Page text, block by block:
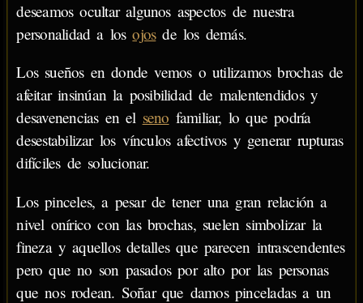
deseamos ocultar algunos aspectos de nuestra
personalidad a losojosde los demás.
Los sueños en donde vemos o utilizamos brochas de
afeitar insinúan la posibilidad de malentendidos y
desavenencias en el seno familiar, lo que podría
desestabilizar los vínculos afectivos y generar rupturas
difíciles de solucionar.
Los pinceles, a pesar de tener una gran relación a
nivel onírico con las brochas, suelen simbolizar la
fineza y aquellos detalles que parecen intrascendentes
pero que no son pasados por alto por las personas
que nos rodean. Soñar que damos pinceladas a un